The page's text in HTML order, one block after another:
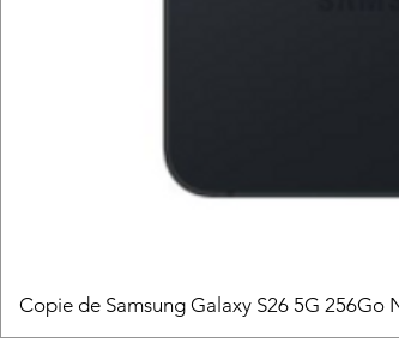
Copie de Samsung Galaxy S26 5G 256Go